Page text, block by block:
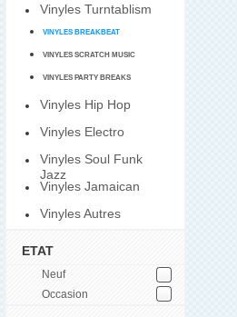
Vinyles Turntablism
VINYLES BREAKBEAT
VINYLES SCRATCH MUSIC
VINYLES PARTY BREAKS
Vinyles Hip Hop
Vinyles Electro
Vinyles Soul Funk
Jazz
Vinyles Jamaican
Vinyles Autres
ETAT
Neuf
Occasion